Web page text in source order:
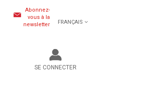
Abonnez-
vous à la
newsletter
FRANÇAIS
SE CONNECTER